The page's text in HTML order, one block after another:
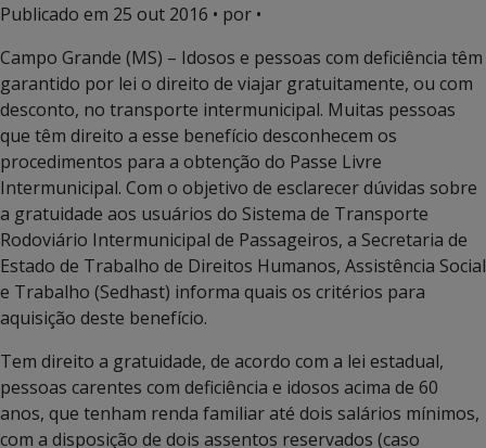
Publicado em 25 out 2016 • por •
Campo Grande (MS) – Idosos e pessoas com deficiência têm
garantido por lei o direito de viajar gratuitamente, ou com
desconto, no transporte intermunicipal. Muitas pessoas
que têm direito a esse benefício desconhecem os
procedimentos para a obtenção do Passe Livre
Intermunicipal. Com o objetivo de esclarecer dúvidas sobre
a gratuidade aos usuários do Sistema de Transporte
Rodoviário Intermunicipal de Passageiros, a Secretaria de
Estado de Trabalho de Direitos Humanos, Assistência Social
e Trabalho (Sedhast) informa quais os critérios para
aquisição deste benefício.
Tem direito a gratuidade, de acordo com a lei estadual,
pessoas carentes com deficiência e idosos acima de 60
anos, que tenham renda familiar até dois salários mínimos,
com a disposição de dois assentos reservados (caso